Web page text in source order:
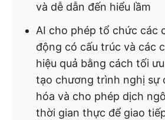
và dễ dẫn đến hiểu lầm
AI cho phép tổ chức các
động có cấu trúc và các
hiệu quả bằng cách tối
tạo chương trình nghị sự
hóa và cho phép dịch
thời gian thực để giao